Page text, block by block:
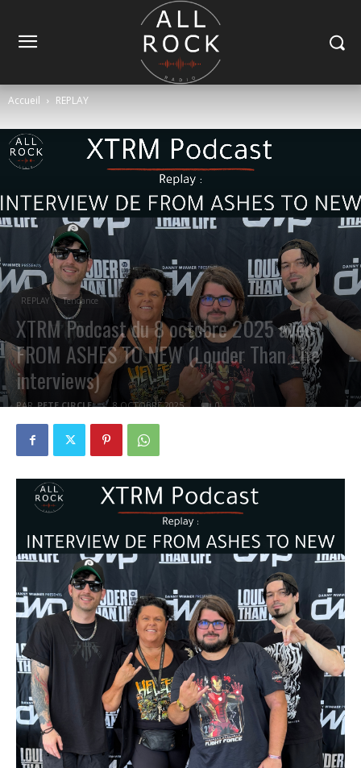
Accueil REPLAY
REPLAY Tendance
XTRM Podcast du 8 octobre 2025 avec
FROM ASHES TO NEW (Louder Than Life
interviews)
PAR PETE CIRCLE 8 OCTOBRE 2025 0